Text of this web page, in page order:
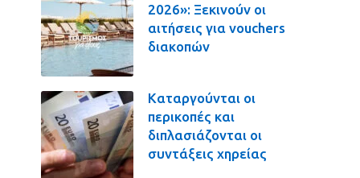
2026»: Ξεκινούν οι
αιτήσεις για vouchers
διακοπών
Καταργούνται οι
περικοπές και
διπλασιάζονται οι
συντάξεις χηρείας